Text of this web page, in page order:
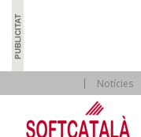
Notícies